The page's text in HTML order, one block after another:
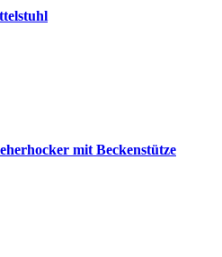
mit Beckenstütze